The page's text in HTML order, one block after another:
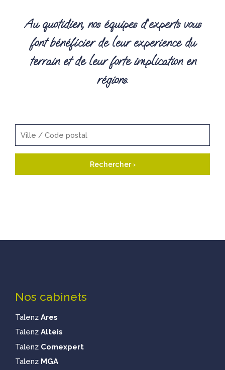
Au quotidien, nos équipes d’experts vous
font bénéficier de leur experience du
terrain et de leur forte implication en
régions.
Rechercher ›
Nos cabinets
Talenz Ares
Talenz Alteis
Talenz Comexpert
Talenz MGA